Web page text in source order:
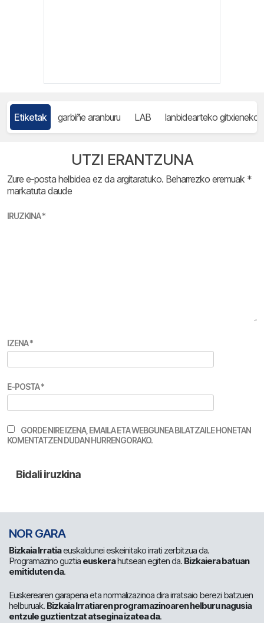
Etiketak garbiñe aranburu LAB lanbidearteko gitxieneko
UTZI ERANTZUNA
Zure e-posta helbidea ez da argitaratuko. Beharrezko eremuak *
markatuta daude
IRUZKINA*
IZENA*
E-POSTA*
GORDE NIRE IZENA, EMAILA ETA WEBGUNEA BILATZAILE HONETAN
KOMENTATZEN DUDAN HURRENGORAKO.
NOR GARA
Bizkaia Irratiaeuskaldunei eskeinitako irrati zerbitzua da.
Programazino guztia euskerahutsean egiten da. Bizkaiera batuan
emitiduten da.
Euskerearen garapena eta normalizazinoa dira irratsaio berezi batzuen
helburuak. Bizkaia Irratiaren programazinoaren helburu nagusia
entzule guztientzat atsegina izatea da.